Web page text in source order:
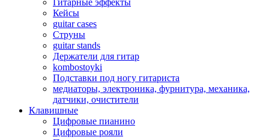
Гитарные эффекты
Кейсы
guitar cases
Струны
guitar stands
Держатели для гитар
kombostoyki
Подставки под ногу гитариста
медиаторы, электроника, фурнитура, механика,
датчики, очистители
Клавишные
Цифровые пианино
Цифровые рояли